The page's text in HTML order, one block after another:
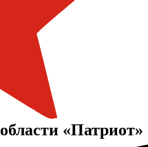
«Патриот»